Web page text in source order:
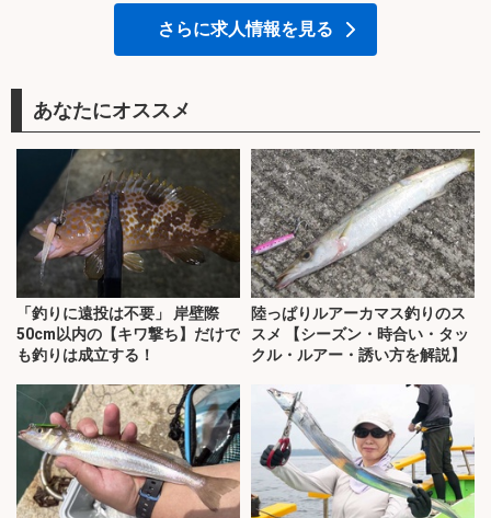
さらに求人情報を見る
あなたにオススメ
「釣りに遠投は不要」 岸壁際
50cm以内の【キワ撃ち】だけで
も釣りは成立する！
陸っぱりルアーカマス釣りのス
スメ 【シーズン・時合い・タッ
クル・ルアー・誘い方を解説】